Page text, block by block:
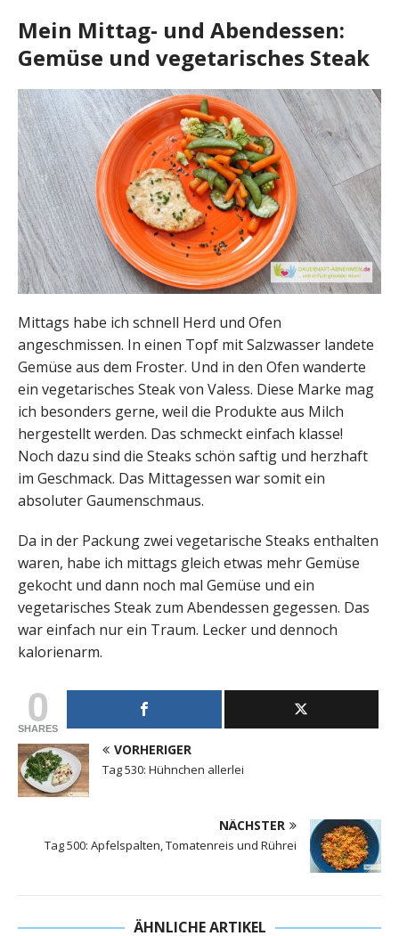
Mein Mittag- und Abendessen:
Gemüse und vegetarisches Steak
Mittags habe ich schnell Herd und Ofen
angeschmissen. In einen Topf mit Salzwasser landete
Gemüse aus dem Froster. Und in den Ofen wanderte
ein vegetarisches Steak von Valess. Diese Marke mag
ich besonders gerne, weil die Produkte aus Milch
hergestellt werden. Das schmeckt einfach klasse!
Noch dazu sind die Steaks schön saftig und herzhaft
im Geschmack. Das Mittagessen war somit ein
absoluter Gaumenschmaus.
Da in der Packung zwei vegetarische Steaks enthalten
waren, habe ich mittags gleich etwas mehr Gemüse
gekocht und dann noch mal Gemüse und ein
vegetarisches Steak zum Abendessen gegessen. Das
war einfach nur ein Traum. Lecker und dennoch
kalorienarm.
0
SHARES
VORHERIGER
Tag 530: Hühnchen allerlei
NÄCHSTER
Tag 500: Apfelspalten, Tomatenreis und Rührei
ÄHNLICHE ARTIKEL